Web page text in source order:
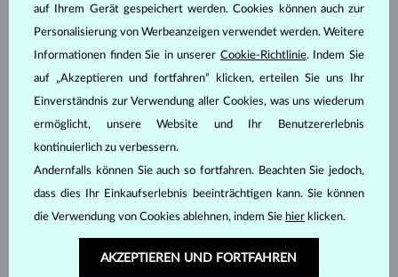
GELBGOLD
1 996 €
GELBGOLD
3 474 €
GELBGOLD
AUF LAGER
2 035 €
GELBGOLD
AUF LAGER
431 €
auf Ihrem Gerät gespeichert werden. Cookies können auch zur
Personalisierung von Werbeanzeigen verwendet werden. Weitere
Informationen finden Sie in unserer Cookie-Richtlinie. Indem Sie
auf „Akzeptieren und fortfahren“ klicken, erteilen Sie uns Ihr
Einverständnis zur Verwendung aller Cookies, was uns wiederum
ermöglicht, unsere Website und Ihr Benutzererlebnis
kontinuierlich zu verbessern.
Andernfalls können Sie auch so fortfahren. Beachten Sie jedoch,
dass dies Ihr Einkaufserlebnis beeinträchtigen kann. Sie können
die Verwendung von Cookies ablehnen, indem Sie hier klicken.
AKZEPTIEREN UND FORTFAHREN